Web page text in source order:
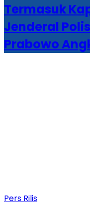
Termasuk
Jenderal
Prabowo
Pers Rilis